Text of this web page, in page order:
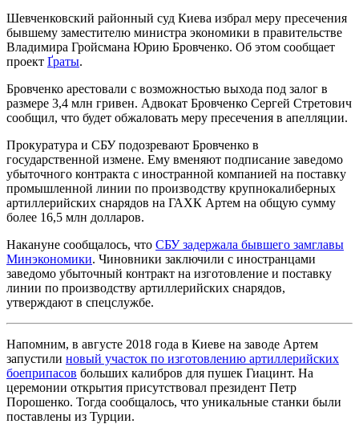
Шевченковский районный суд Киева избрал меру пресечения
бывшему заместителю министра экономики в правительстве
Владимира Гройсмана Юрию Бровченко. Об этом сообщает
проект Ґраты.
Бровченко арестовали с возможностью выхода под залог в
размере 3,4 млн гривен. Адвокат Бровченко Сергей Стретович
сообщил, что будет обжаловать меру пресечения в апелляции.
Прокуратура и СБУ подозревают Бровченко в
государственной измене. Ему вменяют подписание заведомо
убыточного контракта с иностранной компанией на поставку
промышленной линии по производству крупнокалиберных
артиллерийских снарядов на ГАХК Артем на общую сумму
более 16,5 млн долларов.
Накануне сообщалось, что СБУ задержала бывшего замглавы
Минэкономики. Чиновники заключили с иностранцами
заведомо убыточный контракт на изготовление и поставку
линии по производству артиллерийских снарядов,
утверждают в спецслужбе.
Напомним, в августе 2018 года в Киеве на заводе Артем
запустили новый участок по изготовлению артиллерийских
боеприпасов больших калибров для пушек Гиацинт. На
церемонии открытия присутствовал президент Петр
Порошенко. Тогда сообщалось, что уникальные станки были
поставлены из Турции.